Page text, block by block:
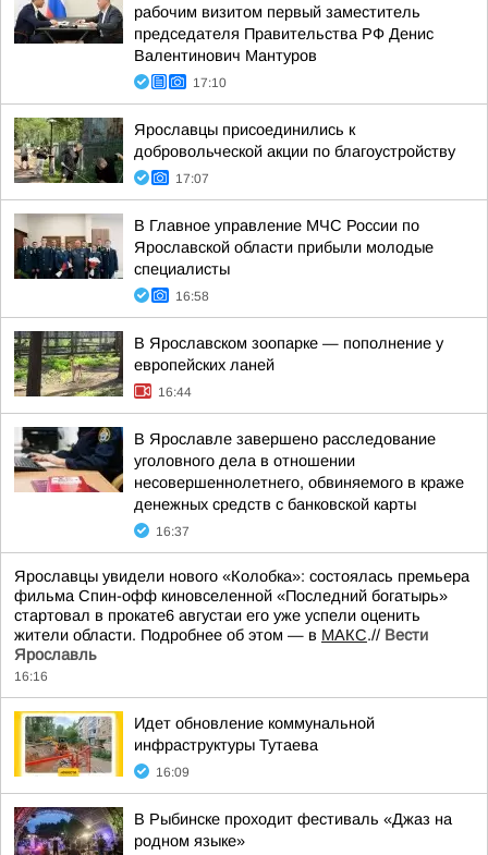
рабочим визитом первый заместитель
председателя Правительства РФ Денис
Валентинович Мантуров
17:10
Ярославцы присоединились к
добровольческой акции по благоустройству
17:07
В Главное управление МЧС России по
Ярославской области прибыли молодые
специалисты
16:58
В Ярославском зоопарке — пополнение у
европейских ланей
16:44
В Ярославле завершено расследование
уголовного дела в отношении
несовершеннолетнего, обвиняемого в краже
денежных средств с банковской карты
16:37
Ярославцы увидели нового «Колобка»: состоялась премьера
фильма Спин-офф киновселенной «Последний богатырь»
стартовал в прокате6 августаи его уже успели оценить
жители области. Подробнее об этом — в МАКС.// Вести
Ярославль
16:16
Идет обновление коммунальной
инфраструктуры Тутаева
16:09
В Рыбинске проходит фестиваль «Джаз на
родном языке»